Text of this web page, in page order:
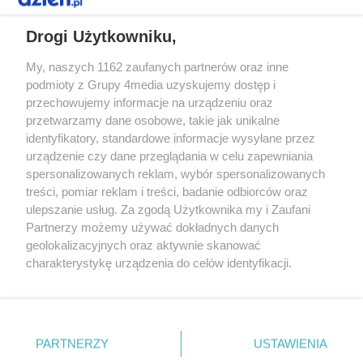
Redakcja Reklama Prywatność
Praca Łódź
the:protocol
Facebook.com
Youtube.com
Drogi Użytkowniku,
My, naszych 1162 zaufanych partnerów oraz inne
podmioty z Grupy 4media uzyskujemy dostęp i
przechowujemy informacje na urządzeniu oraz
przetwarzamy dane osobowe, takie jak unikalne
identyfikatory, standardowe informacje wysyłane przez
urządzenie czy dane przeglądania w celu zapewniania
spersonalizowanych reklam, wybór spersonalizowanych
treści, pomiar reklam i treści, badanie odbiorców oraz
ulepszanie usług. Za zgodą Użytkownika my i Zaufani
Partnerzy możemy używać dokładnych danych
geolokalizacyjnych oraz aktywnie skanować
charakterystykę urządzenia do celów identyfikacji.
zmienić/wycofać klikając przycisk ustawień prywatności
znajdujący się w lewym dolnym rogu strony
. Niektóre
PARTNERZY USTAWIENIA